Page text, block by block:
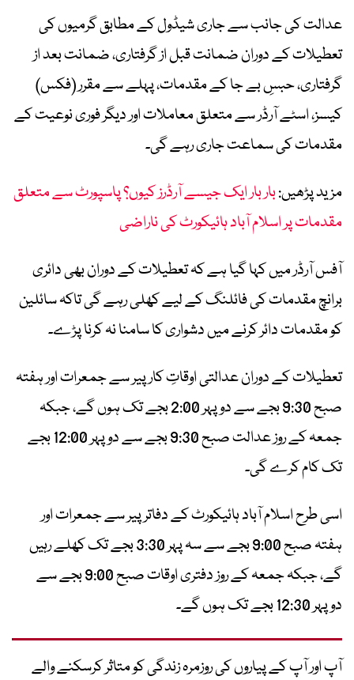
عدالت کی جانب سے جاری شیڈول کے مطابق گرمیوں کی
تعطیلات کے دوران ضمانت قبل از گرفتاری، ضمانت بعد از
گرفتاری، حبسِ بے جا کے مقدمات، پہلے سے مقرر (فکس)
کیسز، اسٹے آرڈر سے متعلق معاملات اور دیگر فوری نوعیت کے
مقدمات کی سماعت جاری رہے گی۔
مزید پڑھیں:بار بار ایک جیسے آرڈرز کیوں؟ پاسپورٹ سے متعلق
مقدمات پر اسلام آباد ہائیکورٹ کی ناراضی
آفس آرڈر میں کہا گیا ہے کہ تعطیلات کے دوران بھی دائری
برانچ مقدمات کی فائلنگ کے لیے کھلی رہے گی تاکہ سائلین
کو مقدمات دائر کرنے میں دشواری کا سامنا نہ کرنا پڑے۔
تعطیلات کے دوران عدالتی اوقاتِ کار پیر سے جمعرات اور ہفتہ
صبح 9:30 بجے سے دوپہر 2:00 بجے تک ہوں گے، جبکہ
جمعہ کے روز عدالت صبح 9:30 بجے سے دوپہر 12:00 بجے
تک کام کرے گی۔
اسی طرح اسلام آباد ہائیکورٹ کے دفاتر پیر سے جمعرات اور
ہفتہ صبح 9:00 بجے سے سہ پہر 3:30 بجے تک کھلے رہیں
گے، جبکہ جمعہ کے روز دفتری اوقات صبح 9:00 بجے سے
دوپہر 12:30 بجے تک ہوں گے۔
آپ اور آپ کے پیاروں کی روزمرہ زندگی کو متاثر کرسکنے والے